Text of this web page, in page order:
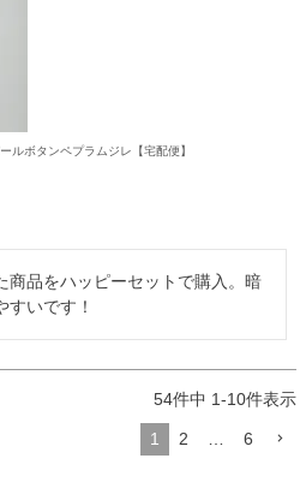
ルボタンペプラムジレ【宅配便】
商品をハッピーセットで購入。暗
いです！
54件中 1-10件表示
1 2 6